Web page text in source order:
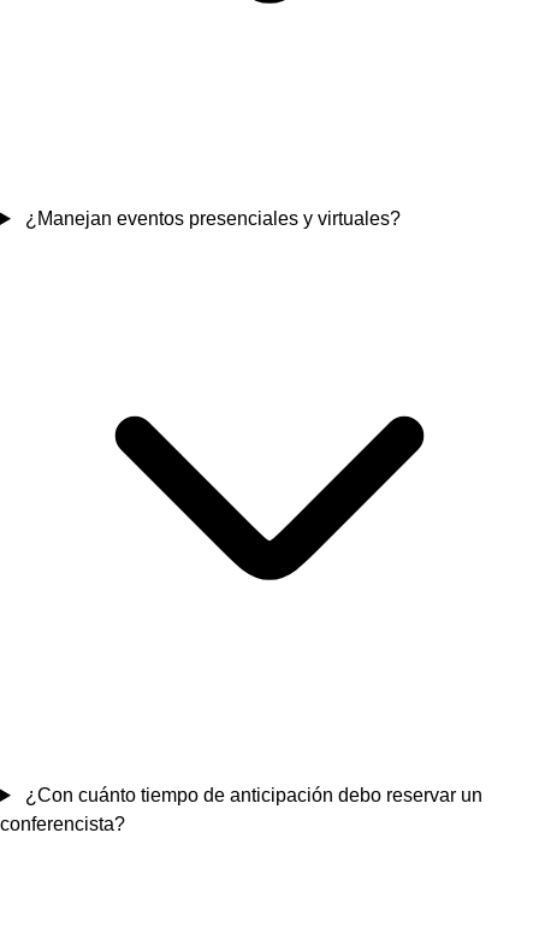
¿Manejan eventos presenciales y virtuales?
¿Con cuánto tiempo de anticipación debo reservar un
conferencista?